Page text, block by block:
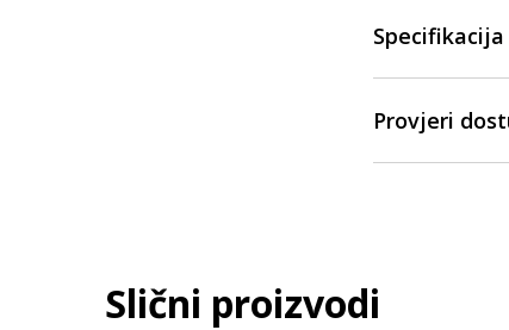
Specifikacija
Provjeri
Slični proizvodi